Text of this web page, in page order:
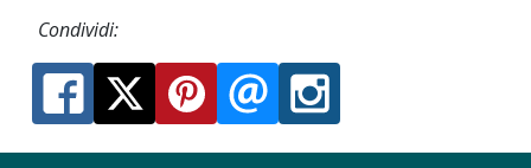
Condividi: